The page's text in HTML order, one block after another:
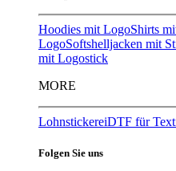
Hoodies mit LogoShirts
LogoSoftshelljacken mit
mit Logostick
MORE
LohnstickereiDTF für
Folgen Sie uns